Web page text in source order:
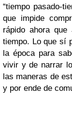
“tiempo pasado-
que impide
rápido ahora
tiempo. Lo que sí
la época para
vivir y de narrar
las maneras de
y por ende de